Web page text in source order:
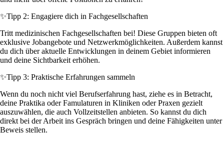
✨Tipp 2: Engagiere dich in Fachgesellschaften
Tritt medizinischen Fachgesellschaften bei! Diese Gruppen bieten oft
exklusive Jobangebote und Netzwerkmöglichkeiten. Außerdem kannst
du dich über aktuelle Entwicklungen in deinem Gebiet informieren
und deine Sichtbarkeit erhöhen.
✨Tipp 3: Praktische Erfahrungen sammeln
Wenn du noch nicht viel Berufserfahrung hast, ziehe es in Betracht,
deine Praktika oder Famulaturen in Kliniken oder Praxen gezielt
auszuwählen, die auch Vollzeitstellen anbieten. So kannst du dich
direkt bei der Arbeit ins Gespräch bringen und deine Fähigkeiten unter
Beweis stellen.